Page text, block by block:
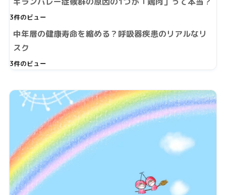
3件のビュー
中年層の健康寿命を縮める？呼吸器疾患のリアルなリ
スク
3件のビュー